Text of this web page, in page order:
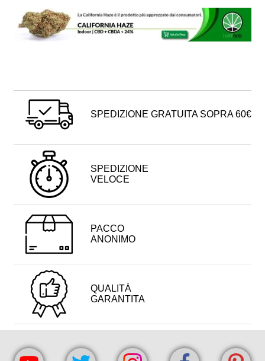
SPEDIZIONE GRATUITA SOPRA 60€
SPEDIZIONE
VELOCE
PACCO
ANONIMO
QUALITÀ
GARANTITA